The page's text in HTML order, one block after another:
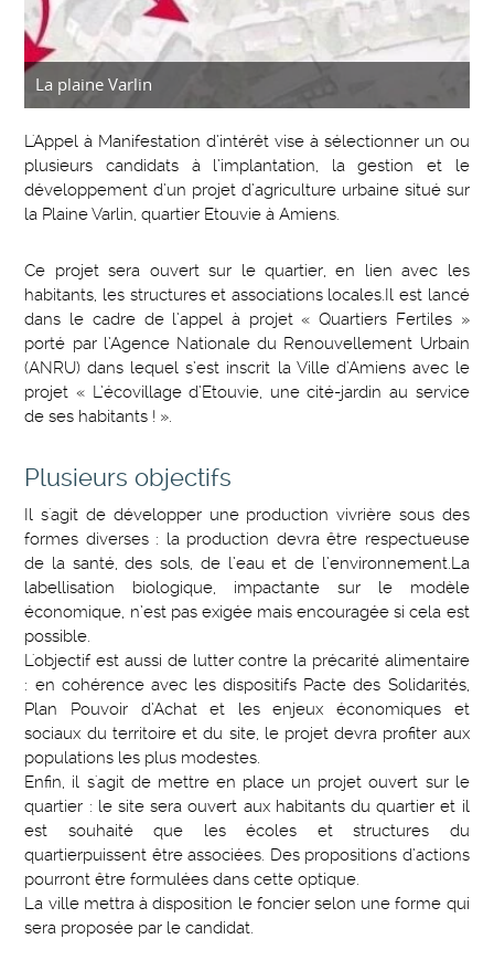
La plaine Varlin
L'Appel à Manifestation d’intérêt vise à sélectionner un ou
plusieurs candidats à l’implantation, la gestion et le
développement d’un projet d’agriculture urbaine situé sur
la Plaine Varlin, quartier Etouvie à Amiens.
Ce projet sera ouvert sur le quartier, en lien avec les
habitants, les structures et associations locales.Il est lancé
dans le cadre de l’appel à projet « Quartiers Fertiles »
porté par l’Agence Nationale du Renouvellement Urbain
(ANRU) dans lequel s’est inscrit la Ville d’Amiens avec le
projet « L’écovillage d’Etouvie, une cité-jardin au service
de ses habitants ! ».
Plusieurs objectifs
Il s'agit de développer une production vivrière sous des
formes diverses : la production devra être respectueuse
de la santé, des sols, de l’eau et de l’environnement.La
labellisation biologique, impactante sur le modèle
économique, n’est pas exigée mais encouragée si cela est
possible.
L'objectif est aussi de lutter contre la précarité alimentaire
: en cohérence avec les dispositifs Pacte des Solidarités,
Plan Pouvoir d’Achat et les enjeux économiques et
sociaux du territoire et du site, le projet devra profiter aux
populations les plus modestes.
Enfin, il s'agit de mettre en place un projet ouvert sur le
quartier : le site sera ouvert aux habitants du quartier et il
est souhaité que les écoles et structures du
quartierpuissent être associées. Des propositions d’actions
pourront être formulées dans cette optique.
La ville mettra à disposition le foncier selon une forme qui
sera proposée par le candidat.